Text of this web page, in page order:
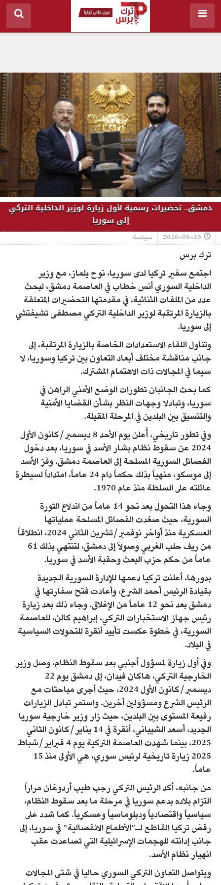
دمشق.. تحضيرات رسمية لأول زيارة لوزير الداخلية التركي
إلى سوريا
2026-06-29 سياسة
ترك برس
اجتمع سفير تركيا لدى سوريا، نوح يلماز، مع وزير
الداخلية السوري أنس خطاب في العاصمة دمشق، لبحث
عدد من الملفات الثنائية، في مقدمتها التحضيرات المتعلقة
بالزيارة المرتقبة لوزير الداخلية التركي مصطفى تشيفتشي
إلى سوريا.
وتناول اللقاء الاستعدادات الخاصة بالزيارة المرتقبة، إلى
جانب مناقشة مختلف أبعاد التعاون بين تركيا وسوريا، لا
سيما في المجالات ذات الاهتمام المشترك.
كما بحث الجانبان تطورات الوضع الأمني الراهن في
سوريا، وتبادلا وجهات النظر بشأن القضايا الأمنية
والتنسيق بين البلدين في المرحلة المقبلة.
وفي تطور تاريخي، أُعلن يوم الأحد 8 ديسمبر/كانون الأول
2024 عن سقوط نظام بشار الأسد في سوريا، بعد دخول
الفصائل السورية المسلحة إلى العاصمة دمشق. وفرّ الأسد
إلى موسكو، منهياً بذلك حكماً دام 24 عاماً، امتداداً لسيطرة
عائلته على السلطة منذ عام 1970.
وجاء هذا التحول بعد نحو 14 عاماً من اندلاع الثورة
السورية، حيث صعّدت الفصائل المسلحة عملياتها
العسكرية منذ أواخر نوفمبر/تشرين الثاني 2024، انطلاقاً
من ريف حلب الغربي وصولاً إلى دمشق، لتنتهي بذلك 61
عاماً من حكم حزب البعث وحقبة الأسد في سوريا.
بدورها، أعلنت تركيا دعمها للإدارة السورية الجديدة
بقيادة الرئيس أحمد الشرع، وأعادت فتح سفارتها في
دمشق بعد نحو 12 عاماً من الإغلاق. وجاء ذلك بعد زيارة
رئيس جهاز الاستخبارات التركي، إبراهيم كالن، للعاصمة
السورية، في خطوة عكست تأييد أنقرة للتحولات السياسية
في البلاد.
وفي أول زيارة لمسؤول أجنبي بعد سقوط النظام، وصل وزير
الخارجية التركي، هاكان فيدان، إلى دمشق يوم 22
ديسمبر/كانون الأول 2024، حيث أجرى مباحثات مع
الرئيس الشرع ومسؤولين آخرين. واستمر تبادل الزيارات
رفيعة المستوى بين البلدين، حيث زار وزير خارجية سوريا
الجديد، أسعد الشيباني، أنقرة في 14 يناير/كانون الثاني
2025، بينما شهدت العاصمة التركية يوم 4 فبراير/شباط
2025 زيارة تاريخية لرئيس سوري، هي الأولى منذ 15
عاماً.
من جانبه، أكد الرئيس التركي رجب طيب أردوغان مراراً
التزام بلاده بدعم سوريا في مرحلة ما بعد سقوط النظام،
سياسياً واقتصادياً ودبلوماسياً وعسكرياً. كما شدد على
رفض تركيا القاطع لـ"الأطماع الانفصالية" في سوريا، إلى
جانب إدانته للهجمات الإسرائيلية التي تصاعدت عقب
انهيار نظام الأسد.
ويتواصل التعاون التركي السوري حاليا في شتى المجالات